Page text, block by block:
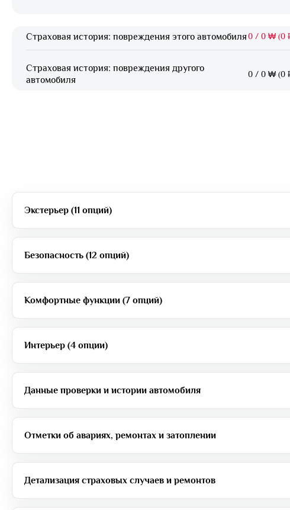
Страховая история: повреждения этого автомобиля0 / 0 ₩ (0
Страховая история: повреждения другого
автомобиля
0 / 0 ₩ (0
Экстерьер (11 опций)
Безопасность (12 опций)
Комфортные функции (7 опций)
Интерьер (4 опции)
Данные проверки и истории автомобиля
Отметки об авариях, ремонтах и затоплении
Детализация страховых случаев и ремонтов